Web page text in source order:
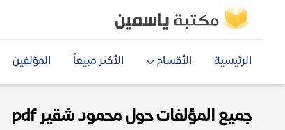
الرئيسية الأقسام الأكثر مبيعاً المؤلفين
جميع المؤلفات حول محمود شقير pdf